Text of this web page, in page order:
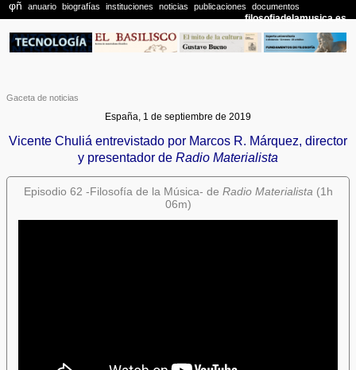
Gaceta de noticias
España, 1 de septiembre de 2019
Vicente Chuliá entrevistado por Marcos R. Márquez, director
y presentador de Radio Materialista
Episodio 62 -Filosofía de la Música- de Radio Materialista(1h
06m)